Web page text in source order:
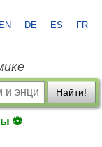
EN DE ES FR
Найти!
⚽